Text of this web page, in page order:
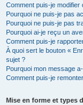
Comment puis-je
Pourquoi ne puis-je pas
Pourquoi ne puis-je pas
Pourquoi ai-je reçu un
Comment puis-je
À quoi sert le bouton «
sujet ?
Pourquoi mon message
Comment puis-je
Mise en forme et types